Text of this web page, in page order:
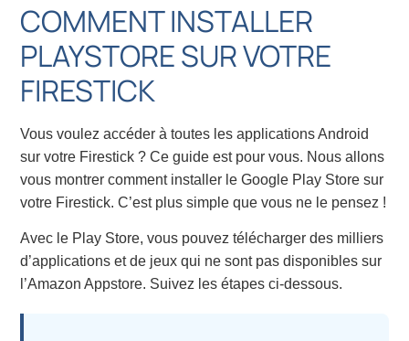
COMMENT INSTALLER
PLAYSTORE SUR VOTRE
FIRESTICK
Vous voulez accéder à toutes les applications Android
sur votre Firestick ? Ce guide est pour vous. Nous allons
vous montrer comment installer le Google Play Store sur
votre Firestick. C’est plus simple que vous ne le pensez !
Avec le Play Store, vous pouvez télécharger des milliers
d’applications et de jeux qui ne sont pas disponibles sur
l’Amazon Appstore. Suivez les étapes ci-dessous.